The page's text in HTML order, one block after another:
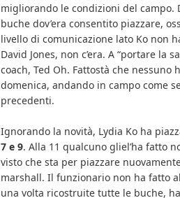
migliorando le condizioni del campo.
buche dov’era consentito piazzare,
livello di comunicazione lato Ko non
David Jones, non c’era. A “portare la
coach, Ted Oh. Fattostà che
domenica, andando in campo come
precedenti.
Ignorando la novità, Lydia Ko ha
7 e 9. Alla 11 qualcuno gliel’ha fatto
visto che sta per piazzare
marshall. Il funzionario non ha fatto
una volta ricostruite tutte le buche,